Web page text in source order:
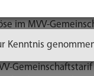
im MVV-
Gemeinschaftstarif
Kenntnis